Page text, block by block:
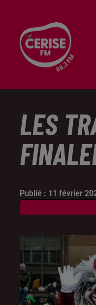
LES
Publié : 11 février